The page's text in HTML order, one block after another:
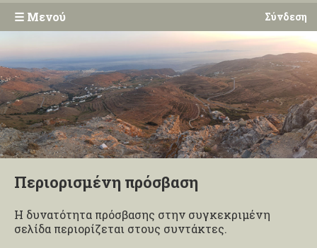
☰ Μενού Σύνδεση
Περιορισμένη πρόσβαση
Η δυνατότητα πρόσβασης στην συγκεκριμένη
σελίδα περιορίζεται στους συντάκτες.